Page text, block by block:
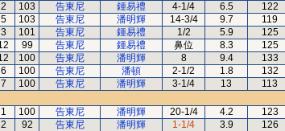
2 103 告東尼 鍾易禮 4-1/4 6.5 122
5 103 告東尼 潘明輝 14-3/4 9.7 119
3 101 告東尼 鍾易禮 1/2 5.9 125
99 告東尼 鍾易禮 鼻位 8.3 125
100 告東尼 潘明輝 8 9.4 133
6 100 告東尼 潘頓 2-1/2 1.8 132
7 100 告東尼 潘明輝 3-1/4 13 113
1 100 告東尼 潘明輝 20-1/4 4.2 123
2 92 告東尼 潘明輝 1-1/4 3.9 126